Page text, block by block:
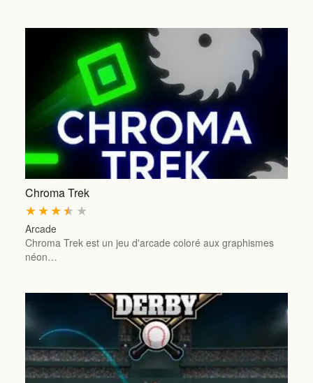
Chroma Trek
★
★
★
★
★
Arcade
Chroma Trek est un jeu d'arcade coloré aux graphismes
néon…